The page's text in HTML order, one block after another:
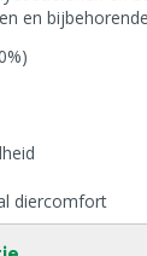
en
diercomfort